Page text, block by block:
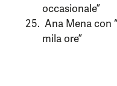
occasionale”
Ana Mena con
mila ore”